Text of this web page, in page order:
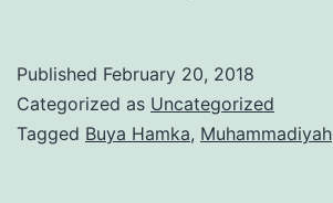
Minangkabau:
Dakwah
Published February 20, 2018
Categorized as Uncategorized
Tagged Buya Hamka, Muhammadiyah